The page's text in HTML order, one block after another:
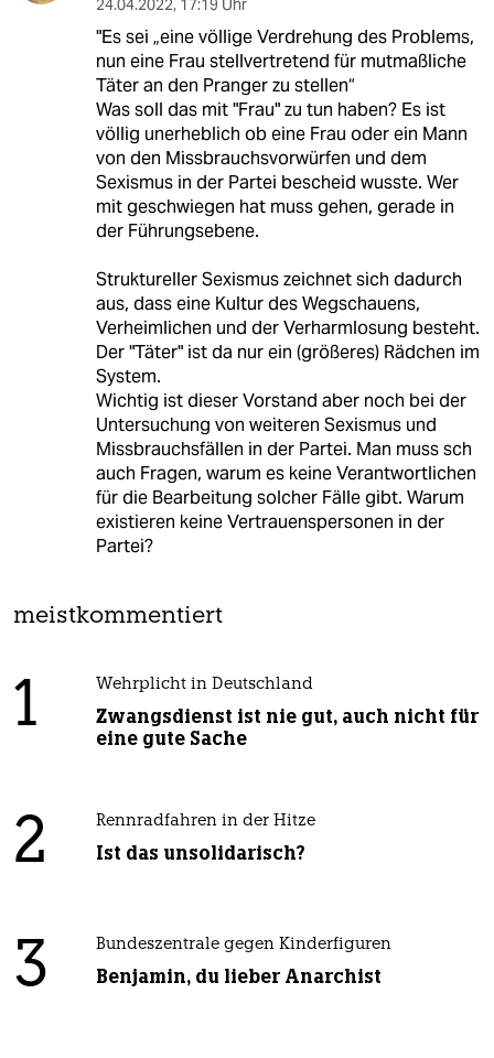
24.04.2022, 17:19 Uhr
"Es sei „eine völlige Verdrehung des Problems,
nun eine Frau stellvertretend für mutmaßliche
Täter an den Pranger zu stellen“
Was soll das mit "Frau" zu tun haben? Es ist
völlig unerheblich ob eine Frau oder ein Mann
von den Missbrauchsvorwürfen und dem
Sexismus in der Partei bescheid wusste. Wer
mit geschwiegen hat muss gehen, gerade in
der Führungsebene.
Struktureller Sexismus zeichnet sich dadurch
aus, dass eine Kultur des Wegschauens,
Verheimlichen und der Verharmlosung besteht.
Der "Täter" ist da nur ein (größeres) Rädchen im
System.
Wichtig ist dieser Vorstand aber noch bei der
Untersuchung von weiteren Sexismus und
Missbrauchsfällen in der Partei. Man muss sch
auch Fragen, warum es keine Verantwortlichen
für die Bearbeitung solcher Fälle gibt. Warum
existieren keine Vertrauenspersonen in der
Partei?
meistkommentiert
1 Wehrplicht in Deutschland
Zwangsdienst ist nie gut, auch nicht für
eine gute Sache
2 Rennradfahren in der Hitze
Ist das unsolidarisch?
3 Bundeszentrale gegen Kinderfiguren
Benjamin, du lieber Anarchist